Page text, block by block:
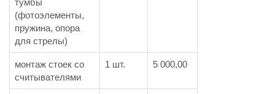
тумбы
(фотоэлементы,
пружина, опора
для стрелы)
монтаж стоек со
считывателями
1 шт. 5 000,00